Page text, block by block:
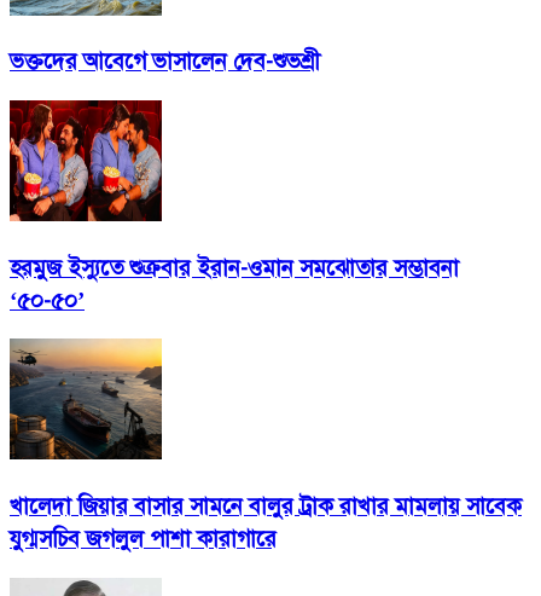
ভক্তদের আবেগে ভাসালেন দেব-শুভশ্রী
হরমুজ ইস্যুতে শুক্রবার ইরান-ওমান সমঝোতার সম্ভাবনা
‘৫০-৫০’
খালেদা জিয়ার বাসার সামনে বালুর ট্রাক রাখার মামলায় সাবেক
যুগ্মসচিব জগলুল পাশা কারাগারে